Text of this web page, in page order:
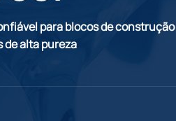
para blocos de construção
de alta pureza